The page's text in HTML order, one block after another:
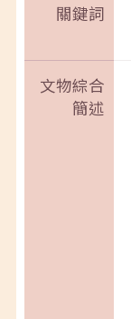
關鍵詞
文物綜合
簡述